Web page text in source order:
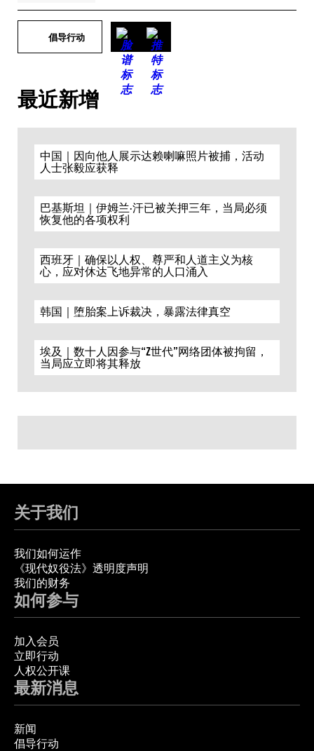
倡导行动
最近新增
中国｜因向他人展示达赖喇嘛照片被捕，活动
人士张毅应获释
巴基斯坦｜伊姆兰·汗已被关押三年，当局必须
恢复他的各项权利
西班牙｜确保以人权、尊严和人道主义为核
心，应对休达飞地异常的人口涌入
韩国｜堕胎案上诉裁决，暴露法律真空
埃及｜数十人因参与“Z世代”网络团体被拘留，
当局应立即将其释放
关于我们
我们如何运作
《现代奴役法》透明度声明
我们的财务
如何参与
加入会员
立即行动
人权公开课
最新消息
新闻
倡导行动